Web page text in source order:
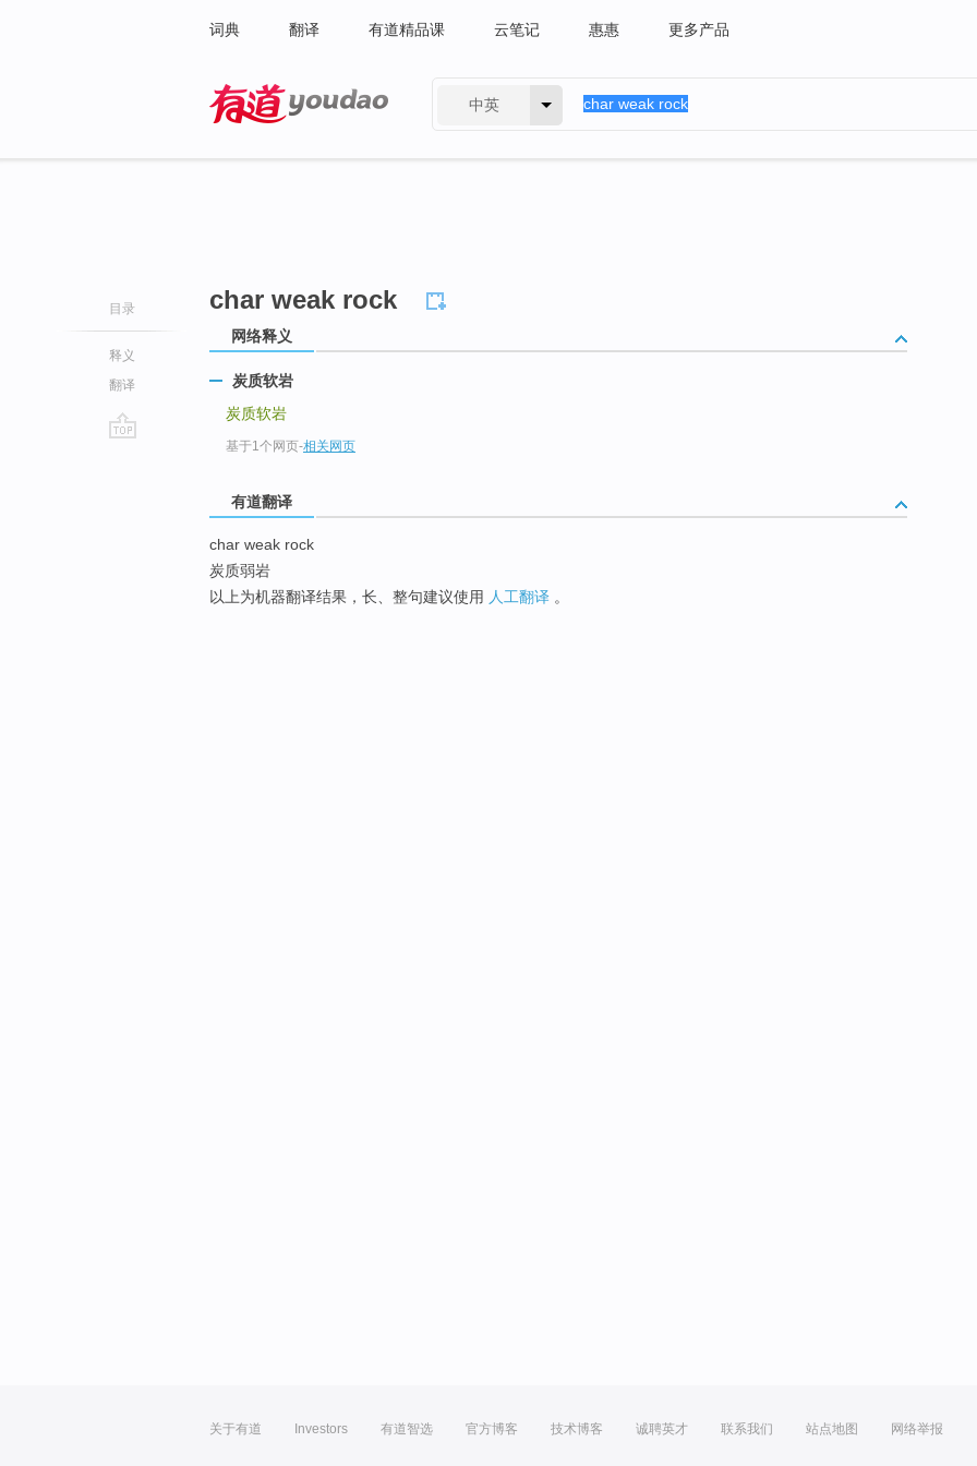
词典 翻译 有道精品课 云笔记 惠惠 更多产品
中英
目录
释义
翻译
char weak rock
网络释义
炭质软岩
炭质软岩
基于1个网页-相关网页
有道翻译
char weak rock
炭质弱岩
以上为机器翻译结果，长、整句建议使用 人工翻译 。
关于有道 Investors 有道智选 官方博客 技术博客 诚聘英才 联系我们 站点地图 网络举报